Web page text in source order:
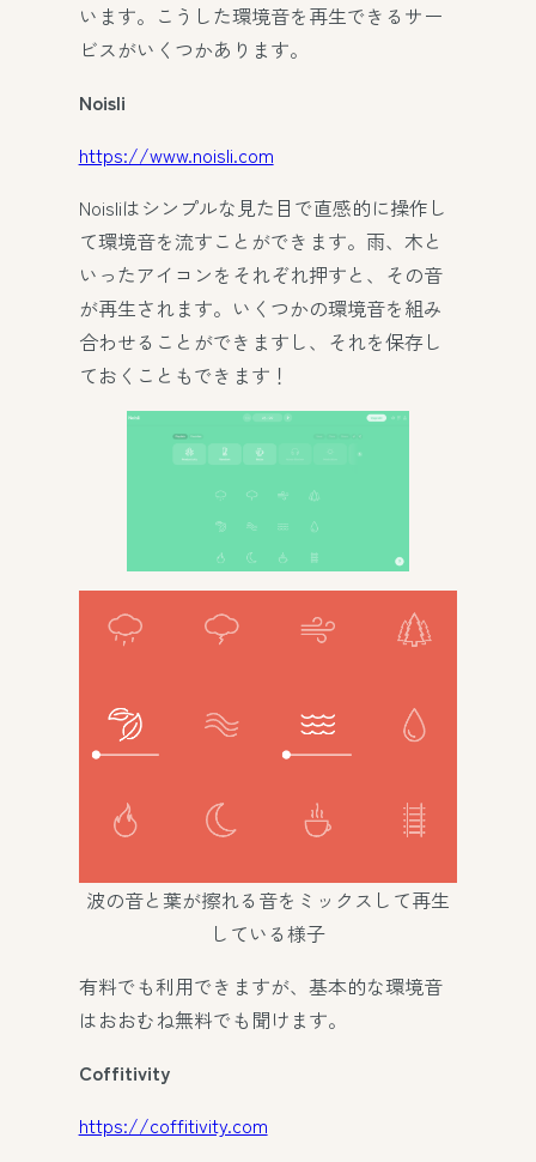
います。こうした環境音を再生できるサー
ビスがいくつかあります。
Noisli
https://www.noisli.com
Noisliはシンプルな見た目で直感的に操作し
て環境音を流すことができます。雨、木と
いったアイコンをそれぞれ押すと、その音
が再生されます。いくつかの環境音を組み
合わせることができますし、それを保存し
ておくこともできます！
波の音と葉が擦れる音をミックスして再生
している様子
有料でも利用できますが、基本的な環境音
はおおむね無料でも聞けます。
Coffitivity
https://coffitivity.com